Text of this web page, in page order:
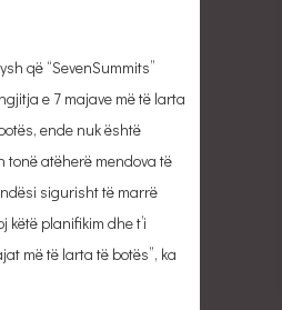
që “SevenSummits”
e 7 majave më të larta
ende nuk është
tonë atëherë mendova të
sigurisht të marrë
këtë planifikim dhe t’i
më të larta të botës”, ka